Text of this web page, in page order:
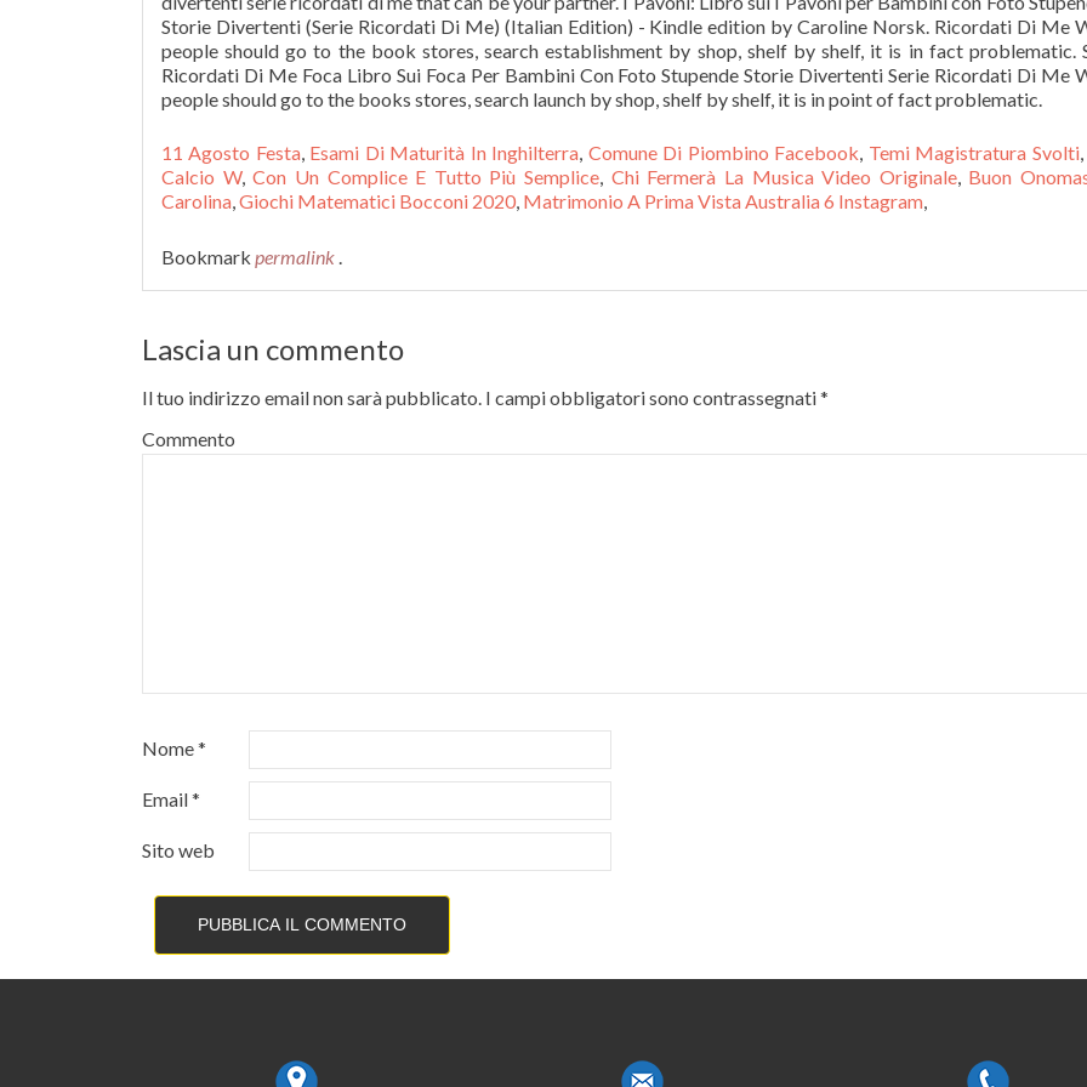
Storie Divertenti (Serie Ricordati Di Me) (Italian Edition) - Kindle edition by Caroline Norsk. Ricordati Di Me
people should go to the book stores, search establishment by shop, shelf by shelf, it is in fact problematic.
Ricordati Di Me Foca Libro Sui Foca Per Bambini Con Foto Stupende Storie Divertenti Serie Ricordati Di Me
people should go to the books stores, search launch by shop, shelf by shelf, it is in point of fact problematic.
11 Agosto Festa, Esami Di Maturità In Inghilterra, Comune Di Piombino Facebook, Temi Magistratura Svolti,
Calcio W,Con Un Complice E Tutto Più Semplice, Chi Fermerà La Musica Video Originale, Buon
Carolina,Giochi Matematici Bocconi 2020, Matrimonio A Prima Vista Australia 6 Instagram,
Bookmark permalink .
Lascia un commento
Il tuo indirizzo email non sarà pubblicato. I campi obbligatori sono contrassegnati*
Commento
Nome*
Email*
Sito web